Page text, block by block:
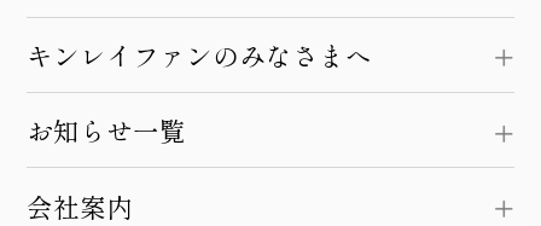
キンレイファンのみなさまへ
お知らせ一覧
会社案内